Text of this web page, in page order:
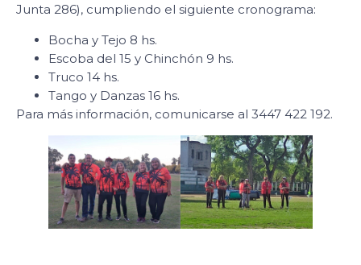
Junta 286), cumpliendo el siguiente cronograma:
Bocha y Tejo 8 hs.
Escoba del 15 y Chinchón 9 hs.
Truco 14 hs.
Tango y Danzas 16 hs.
Para más información, comunicarse al 3447 422 192.